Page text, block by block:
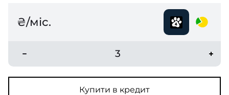
₴/міс.
3
Купити в кредит